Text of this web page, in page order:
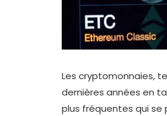
Les cryptomonnaies,
dernières années en
plus fréquentes qui